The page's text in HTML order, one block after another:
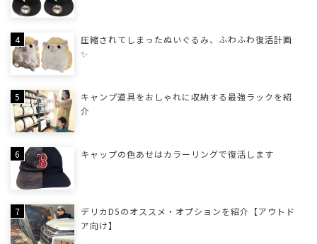
圧縮されてしまったぬいぐるみ、ふわふわ復活計画
✨
キャンプ道具をおしゃれに収納する最強ラックを紹
介
キャップの色あせはカラーリングで復活します
デリカD5のオススメ・オプションを紹介【アウトド
ア向け】